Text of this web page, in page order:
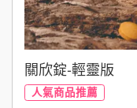
關欣錠-輕靈版
人氣商品推薦